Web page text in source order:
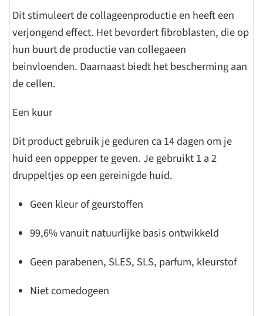
Dit stimuleert de collageenproductie en heeft een
verjongend effect. Het bevordert fibroblasten, die op
hun buurt de productie van collegaeen
beinvloenden. Daarnaast biedt het bescherming aan
de cellen.
Een kuur
Dit product gebruik je geduren ca 14 dagen om je
huid een oppepper te geven. Je gebruikt 1 a 2
druppeltjes op een gereinigde huid.
Geen kleur of geurstoffen
99,6% vanuit natuurlijke basis ontwikkeld
Geen parabenen, SLES, SLS, parfum, kleurstof
Niet comedogeen